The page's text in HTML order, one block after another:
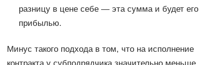
разницу в цене себе — эта сумма и будет его
прибылью.
Минус такого подхода в том, что на исполнение
контракта у субподрядчика значительно меньше